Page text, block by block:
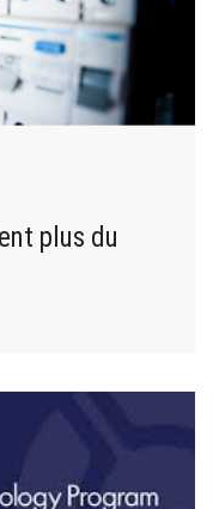
plus du